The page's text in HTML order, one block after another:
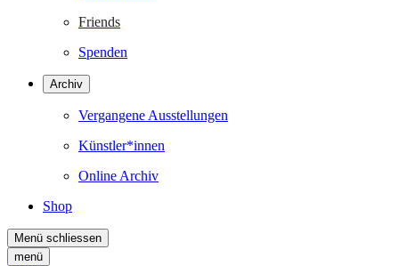
Friends
Spenden
Archiv
Vergangene Ausstellungen
Künstler*innen
Online Archiv
Shop
Menü schliessen
menü